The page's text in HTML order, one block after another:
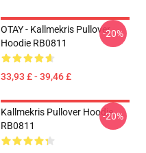
OTAY - Kallmekris Pullover
Hoodie RB0811
33,93 £ - 39,46 £
-20%
Kallmekris Pullover Hoodie
RB0811
-20%